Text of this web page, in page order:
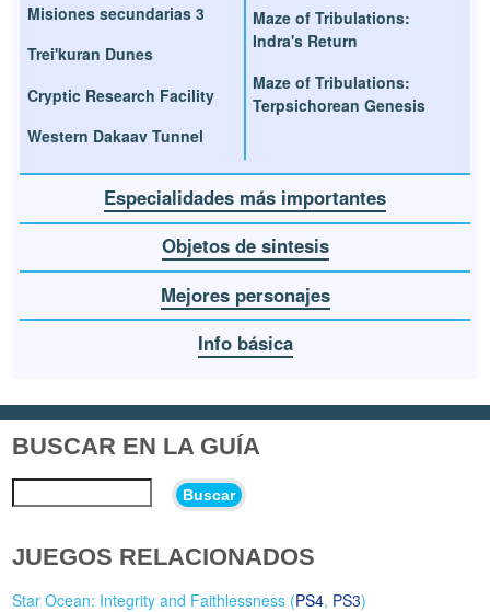
Misiones secundarias 3
Trei'kuran Dunes
Cryptic Research Facility
Western Dakaav Tunnel
Maze of Tribulations:
Indra's Return
Maze of Tribulations:
Terpsichorean Genesis
Especialidades más importantes
Objetos de sintesis
Mejores personajes
Info básica
BUSCAR EN LA GUÍA
Buscar
JUEGOS RELACIONADOS
Star Ocean: Integrity and Faithlessness (PS4, PS3)